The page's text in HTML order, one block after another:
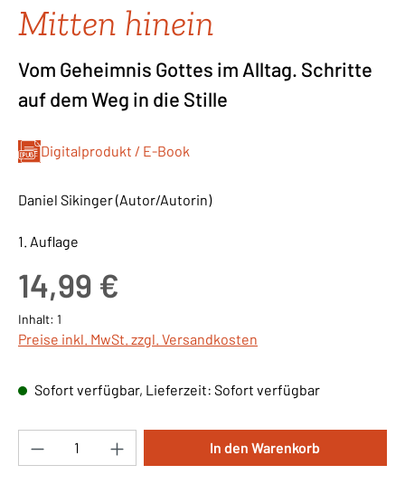
Mitten hinein
Vom Geheimnis Gottes im Alltag. Schritte
auf dem Weg in die Stille
Digitalprodukt / E-Book
Daniel Sikinger (Autor/Autorin)
1. Auflage
14,99 €
Inhalt: 1
Preise inkl. MwSt. zzgl. Versandkosten
Sofort verfügbar, Lieferzeit: Sofort verfügbar
Produkt Anzahl: Gib den gewünschten
In den Warenkorb